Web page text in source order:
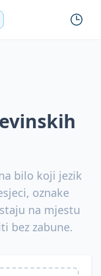
bilo koji jezik
oznake
na mjestu
bez zabune.